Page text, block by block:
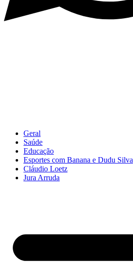
Geral
Saúde
Educação
Esportes com Banana e Dudu Silva
Cláudio Loetz
Jura Arruda